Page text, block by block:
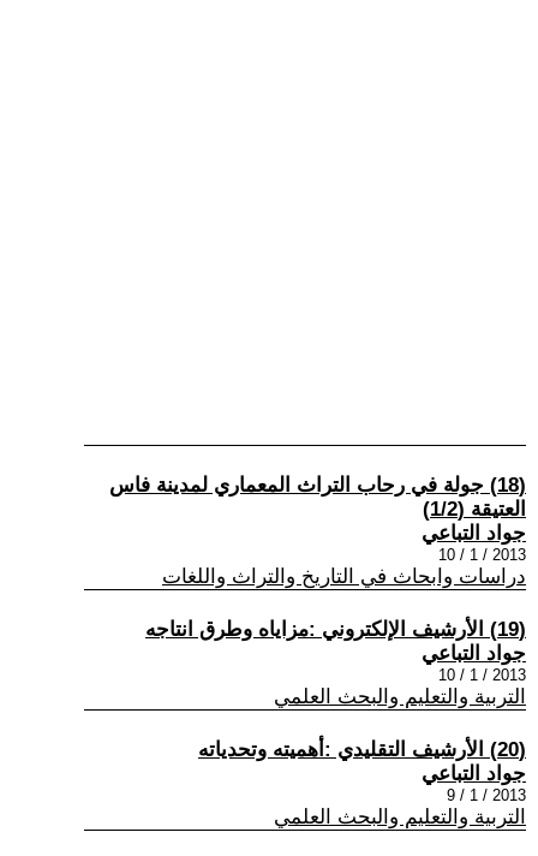
(18) جولة في رحاب التراث المعماري لمدينة فاس
العتيقة (1/2)
جواد التباعي
2013 / 1 / 10
دراسات وابحاث في التاريخ والتراث واللغات
(19) الأرشيف الإلكتروني :مزاياه وطرق انتاجه
جواد التباعي
2013 / 1 / 10
التربية والتعليم والبحث العلمي
(20) الأرشيف التقليدي :أهميته وتحدياته
جواد التباعي
2013 / 1 / 9
التربية والتعليم والبحث العلمي